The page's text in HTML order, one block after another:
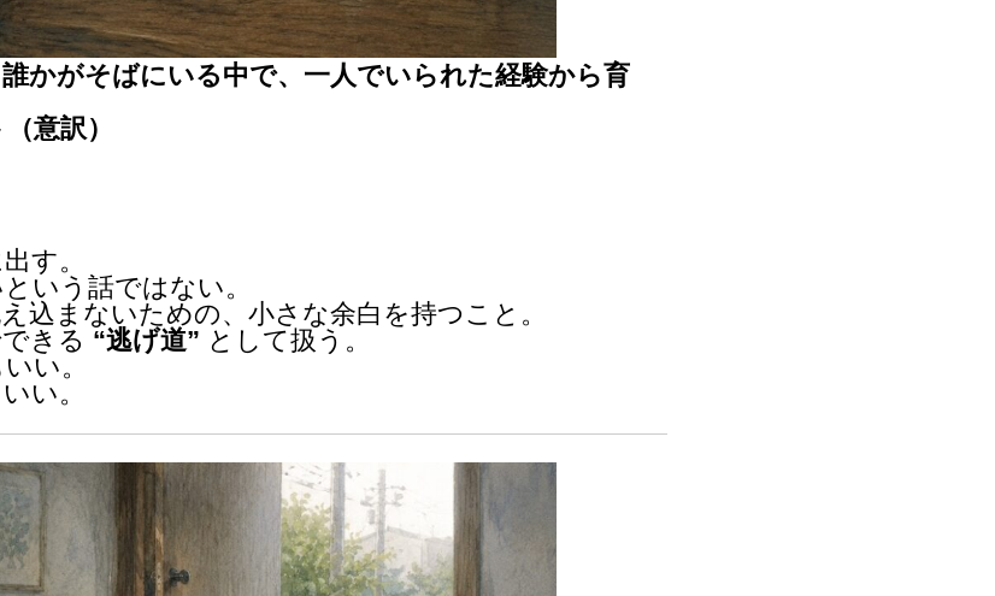
誰かがそばにいる中で、一人でいられた経験から育
意訳）
す。
いう話ではない。
込まないための、小さな余白を持つこと。
きる “逃げ道” として扱う。
い。
い。